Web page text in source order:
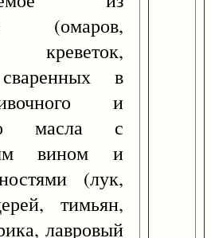
(омаров,
в
и
масла с
вином и
(лук,
тимьян,
лавровый